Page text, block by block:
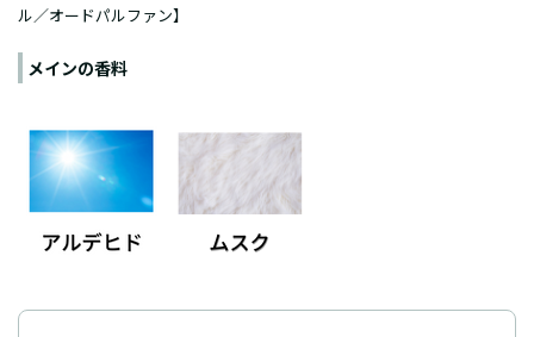
ル／オードパルファン】
メインの香料